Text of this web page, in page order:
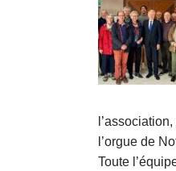
l’orgue de
Toute